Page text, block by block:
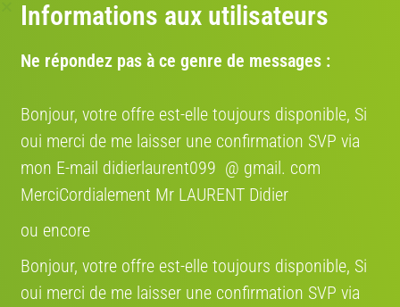
Avis:
Trek Fuel EX-e XT
Informations aux utilisateurs
Ne répondez pas à ce genre de messages :
Bonjour, votre offre est-elle toujours disponible, Si
oui merci de me laisser une confirmation SVP via
mon E-mail didierlaurent099 @ gmail. com
MerciCordialement Mr LAURENT Didier
ou encore
Bonjour, votre offre est-elle toujours disponible, Si
oui merci de me laisser une confirmation SVP via